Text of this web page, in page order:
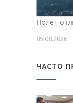
Полёт
05.08.2026
ЧАСТО